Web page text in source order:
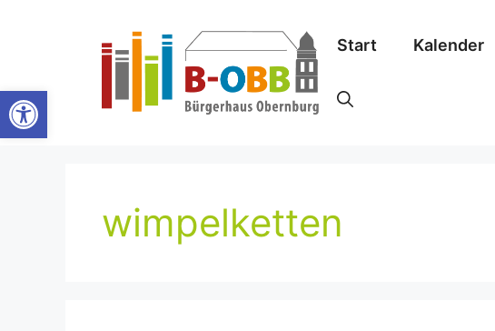
Werkzeugleiste öffnen
Start Kalender
wimpelketten